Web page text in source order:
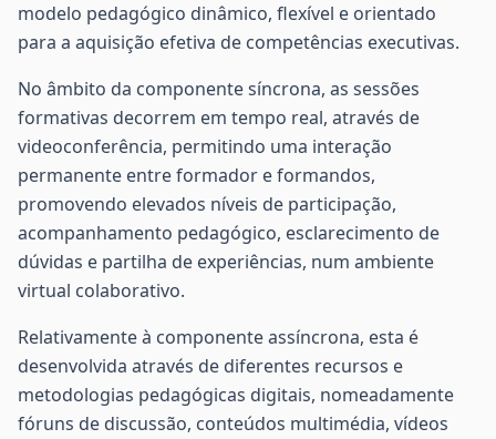
modelo pedagógico dinâmico, flexível e orientado
para a aquisição efetiva de competências executivas.
No âmbito da componente síncrona, as sessões
formativas decorrem em tempo real, através de
videoconferência, permitindo uma interação
permanente entre formador e formandos,
promovendo elevados níveis de participação,
acompanhamento pedagógico, esclarecimento de
dúvidas e partilha de experiências, num ambiente
virtual colaborativo.
Relativamente à componente assíncrona, esta é
desenvolvida através de diferentes recursos e
metodologias pedagógicas digitais, nomeadamente
fóruns de discussão, conteúdos multimédia, vídeos